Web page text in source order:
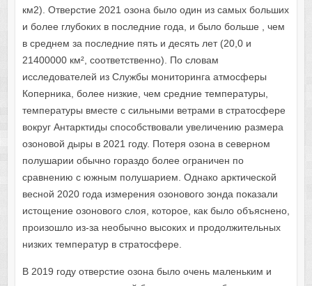
км2). Отверстие 2021 озона было один из самых больших
и более глубоких в последние года, и было больше , чем
в среднем за последние пять и десять лет (20,0 и
21400000 км², соответственно). По словам
исследователей из Службы мониторинга атмосферы
Коперника, более низкие, чем средние температуры,
температуры вместе с сильными ветрами в стратосфере
вокруг Антарктиды способствовали увеличению размера
озоновой дыры в 2021 году. Потеря озона в северном
полушарии обычно гораздо более ограничен по
сравнению с южным полушарием. Однако арктической
весной 2020 года измерения озонового зонда показали
истощение озонового слоя, которое, как было объяснено,
произошло из-за необычно высоких и продолжительных
низких температур в стратосфере.
В 2019 году отверстие озона было очень маленьким и